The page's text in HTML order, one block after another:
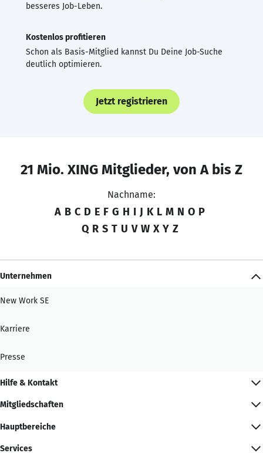
besseres Job-Leben.
Kostenlos profitieren
Schon als Basis-Mitglied kannst Du Deine Job-Suche
deutlich optimieren.
Jetzt registrieren
21 Mio. XING Mitglieder, von A bis Z
Nachname:
A B C D E F G H I J K L M N O P
Q R S T U V W X Y Z
Unternehmen
New Work SE
Karriere
Presse
Hilfe & Kontakt
Mitgliedschaften
Hauptbereiche
Services